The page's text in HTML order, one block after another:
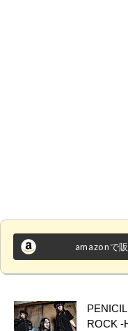
amazonで
ROCK -